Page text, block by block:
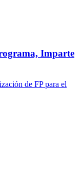
Imparte
de FP para el